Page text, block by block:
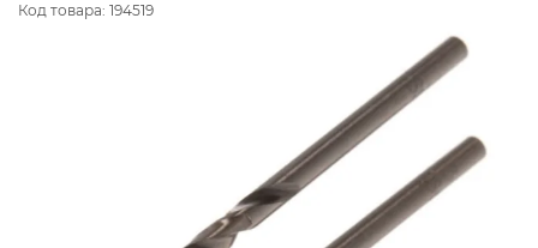
Код товара: 194519